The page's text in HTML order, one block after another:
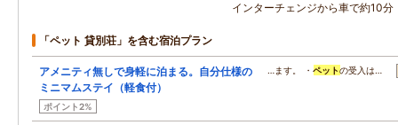
インターチェンジから車で約10分
「ペット 貸別荘」を含む宿泊プラン
アメニティ無しで身軽に泊まる。自分仕様の
ミニマムステイ（軽食付）
ポイント2%
…ます。 ・ペットの受入は…